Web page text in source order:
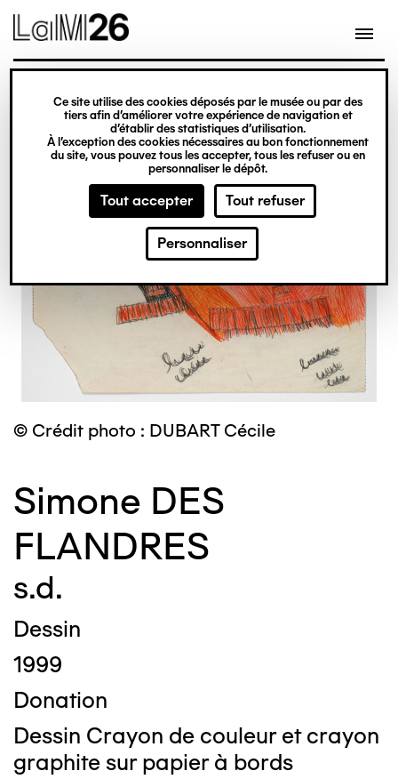
Gestion des cookies
Ce site utilise des cookies déposés par le musée ou par des
tiers afin d’améliorer votre expérience de navigation et
d’établir des statistiques d’utilisation.
À l’exception des cookies nécessaires au bon fonctionnement
du site, vous pouvez tous les accepter, tous les refuser ou en
personnaliser le dépôt.
Tout accepter Tout refuser
Personnaliser
contenu
© Crédit photo : DUBART Cécile
Simone DES
FLANDRES
s.d.
Dessin
1999
Donation
Dessin Crayon de couleur et crayon
graphite sur papier à bords